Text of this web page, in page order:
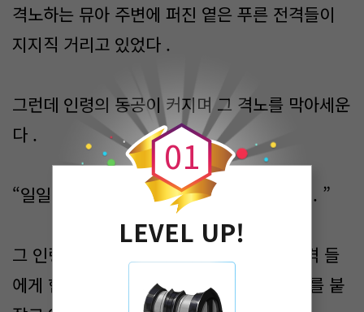
격노하는 뮤아 주변에 퍼진 옅은 푸른 전격들이
지지직 거리고 있었다 .
그런데 인령의 동공이 커지며 그 격노를 막아세운
다 .
“일일히 열내지말라니까 ! 시끄럽단 말이다 . ”
그 인령의 격노가 뮤아를 잡고있던 바람 전격 들
에게 힘이 되는 듯 더욱 날카로운 힘이 뮤아를 붙
0
0
1
LEVEL UP!